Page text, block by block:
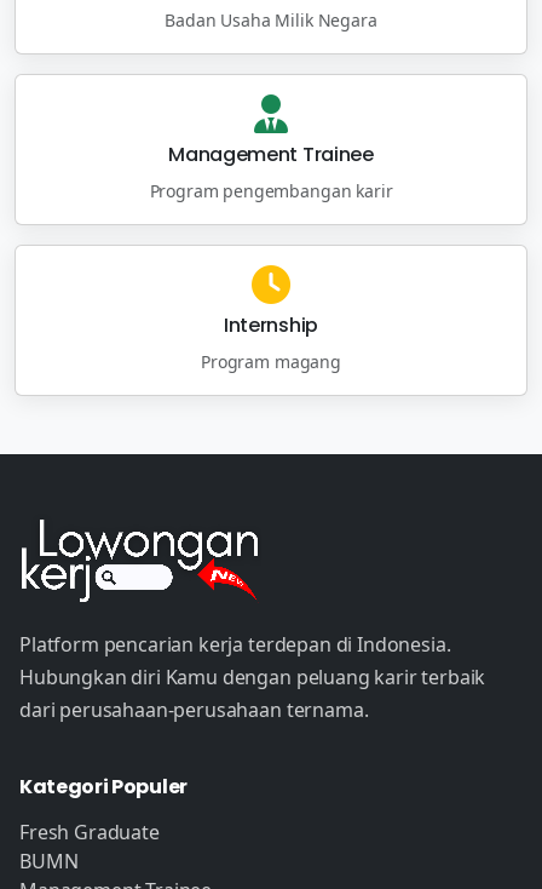
Badan Usaha Milik Negara
Management Trainee
Program pengembangan karir
Internship
Program magang
Platform pencarian kerja terdepan di Indonesia.
Hubungkan diri Kamu dengan peluang karir terbaik
dari perusahaan-perusahaan ternama.
Kategori Populer
Fresh Graduate
BUMN